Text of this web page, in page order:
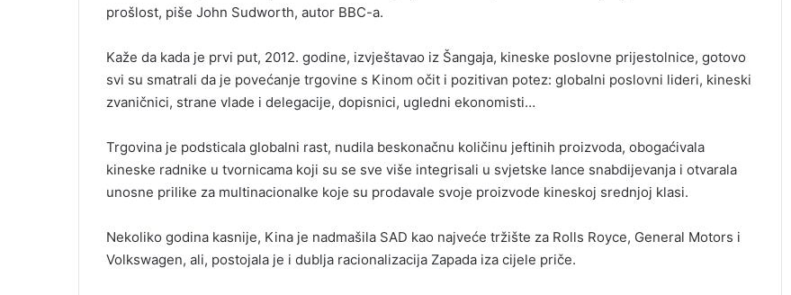
prošlost, piše John Sudworth, autor BBC-a.
Kaže da kada je prvi put, 2012. godine, izvještavao iz Šangaja, kineske poslovne prijestolnice, gotovo
svi su smatrali da je povećanje trgovine s Kinom očit i pozitivan potez: globalni poslovni lideri, kineski
zvaničnici, strane vlade i delegacije, dopisnici, ugledni ekonomisti…
Trgovina je podsticala globalni rast, nudila beskonačnu količinu jeftinih proizvoda, obogaćivala
kineske radnike u tvornicama koji su se sve više integrisali u svjetske lance snabdijevanja i otvarala
unosne prilike za multinacionalke koje su prodavale svoje proizvode kineskoj srednjoj klasi.
Nekoliko godina kasnije, Kina je nadmašila SAD kao najveće tržište za Rolls Royce, General Motors i
Volkswagen, ali, postojala je i dublja racionalizacija Zapada iza cijele priče.